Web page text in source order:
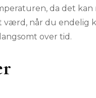
da det kan
værd, når du endelig
over tid.